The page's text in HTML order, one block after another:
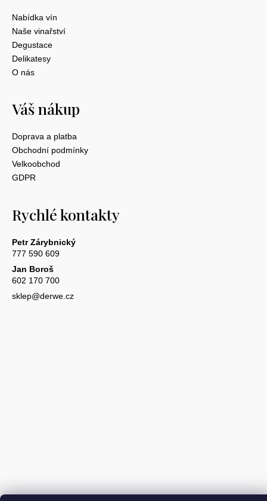
Nabídka vín
Naše vinařství
Degustace
Delikatesy
O nás
Váš nákup
Doprava a platba
Obchodní podmínky
Velkoobchod
GDPR
Rychlé kontakty
Petr Zárybnický
777 590 609
Jan Boroš
602 170 700
sklep@derwe.cz